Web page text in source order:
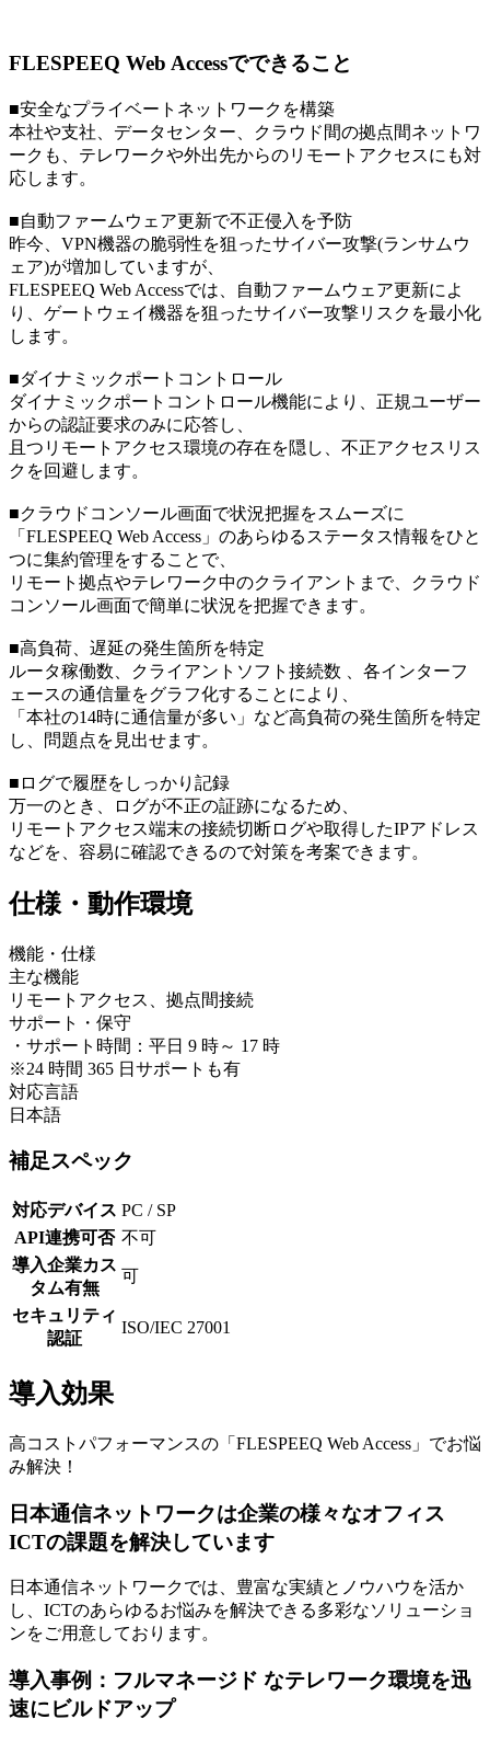
FLESPEEQ Web Accessでできること
■安全なプライベートネットワークを構築
本社や支社、データセンター、クラウド間の拠点間ネットワ
ークも、テレワークや外出先からのリモートアクセスにも対
応します。
■自動ファームウェア更新で不正侵入を予防
昨今、VPN機器の脆弱性を狙ったサイバー攻撃(ランサムウ
ェア)が増加していますが、
FLESPEEQ Web Accessでは、自動ファームウェア更新によ
り、ゲートウェイ機器を狙ったサイバー攻撃リスクを最小化
します。
■ダイナミックポートコントロール
ダイナミックポートコントロール機能により、正規ユーザー
からの認証要求のみに応答し、
且つリモートアクセス環境の存在を隠し、不正アクセスリス
クを回避します。
■クラウドコンソール画面で状況把握をスムーズに
「FLESPEEQ Web Access」のあらゆるステータス情報をひと
つに集約管理をすることで、
リモート拠点やテレワーク中のクライアントまで、クラウド
コンソール画面で簡単に状況を把握できます。
■高負荷、遅延の発生箇所を特定
ルータ稼働数、クライアントソフト接続数 、各インターフ
ェースの通信量をグラフ化することにより、
「本社の14時に通信量が多い」など高負荷の発生箇所を特定
し、問題点を見出せます。
■ログで履歴をしっかり記録
万一のとき、ログが不正の証跡になるため、
リモートアクセス端末の接続切断ログや取得したIPアドレス
などを、容易に確認できるので対策を考案できます。
仕様・動作環境
機能・仕様
主な機能
リモートアクセス、拠点間接続
サポート・保守
・サポート時間：平日 9 時～ 17 時
※24 時間 365 日サポートも有
対応言語
日本語
補足スペック
対応デバイス PC / SP
API連携可否 不可
導入企業カス
タム有無
可
セキュリティ
認証
ISO/IEC 27001
導入効果
高コストパフォーマンスの「FLESPEEQ Web Access」でお悩
み解決！
日本通信ネットワークは企業の様々なオフィス
ICTの課題を解決しています
日本通信ネットワークでは、豊富な実績とノウハウを活か
し、ICTのあらゆるお悩みを解決できる多彩なソリューショ
ンをご用意しております。
導入事例：フルマネージド なテレワーク環境を迅
速にビルドアップ